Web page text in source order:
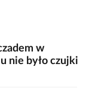
w
nie było czujki